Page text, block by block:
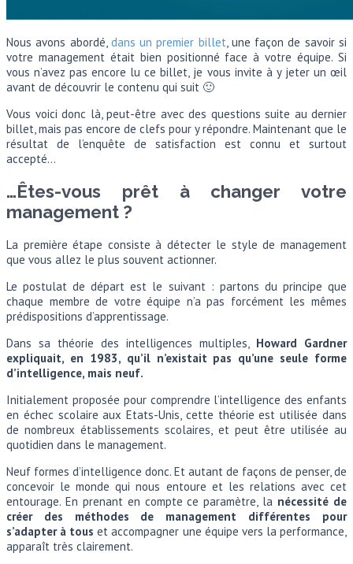
Nous avons abordé, dans un premier billet, une façon de savoir si
votre management était bien positionné face à votre équipe. Si
vous n’avez pas encore lu ce billet, je vous invite à y jeter un œil
avant de découvrir le contenu qui suit 🙂
Vous voici donc là, peut-être avec des questions suite au dernier
billet, mais pas encore de clefs pour y répondre. Maintenant que le
résultat de l’enquête de satisfaction est connu et surtout
accepté…
…Êtes-vous prêt à changer votre
management ?
La première étape consiste à détecter le style de management
que vous allez le plus souvent actionner.
Le postulat de départ est le suivant : partons du principe que
chaque membre de votre équipe n’a pas forcément les mêmes
prédispositions d’apprentissage.
Dans sa théorie des intelligences multiples, Howard Gardner
expliquait, en 1983, qu’il n’existait pas qu’une seule forme
d’intelligence, mais neuf.
Initialement proposée pour comprendre l’intelligence des enfants
en échec scolaire aux Etats-Unis, cette théorie est utilisée dans
de nombreux établissements scolaires, et peut être utilisée au
quotidien dans le management.
Neuf formes d’intelligence donc. Et autant de façons de penser, de
concevoir le monde qui nous entoure et les relations avec cet
entourage. En prenant en compte ce paramètre, la nécessité de
créer des méthodes de management différentes pour
s’adapter à tous et accompagner une équipe vers la performance,
apparaît très clairement.